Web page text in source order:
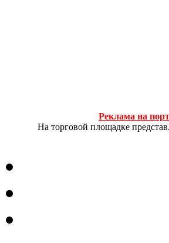
Реклама на
На торговой площадке